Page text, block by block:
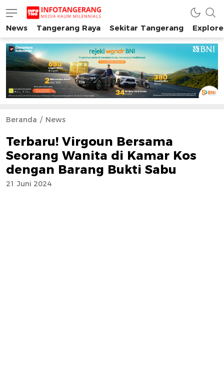
INFO TANGERANG
Media Kaum Millenials Tangerang Raya
News Tangerang Raya Sekitar Tangerang
Beranda News
Terbaru! Virgoun Bersama
Seorang Wanita di Kamar Kos
dengan Barang Bukti Sabu
21 Juni 2024